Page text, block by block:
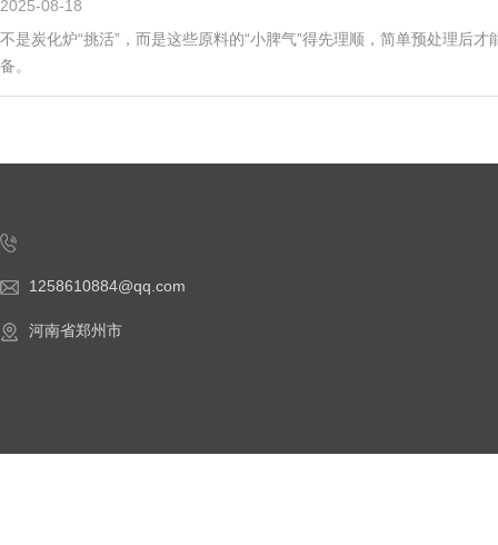
2025-08-18
不是炭化炉“挑活”，而是这些原料的“小脾气”得先理顺，简单预处理后才
备。
1258610884@qq.com
河南省郑州市